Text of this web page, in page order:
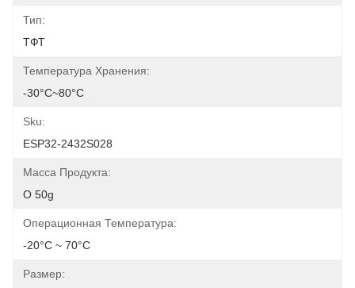
Тип:
ТФТ
Температура Хранения:
-30°C~80°C
Sku:
ESP32-2432S028
Масса Продукта:
О 50g
Операционная Температура:
-20°C ~ 70°C
Размер: